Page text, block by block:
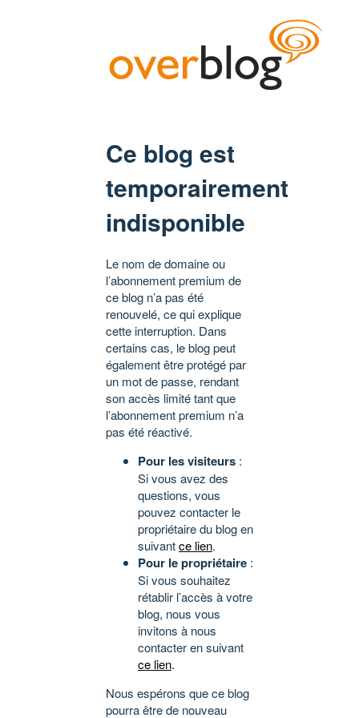
Ce blog est
temporairement
indisponible
Le nom de domaine ou
l’abonnement premium de
ce blog n’a pas été
renouvelé, ce qui explique
cette interruption. Dans
certains cas, le blog peut
également être protégé par
un mot de passe, rendant
son accès limité tant que
l’abonnement premium n’a
pas été réactivé.
Pour les visiteurs :
Si vous avez des
questions, vous
pouvez contacter le
propriétaire du blog en
suivantce lien.
Pour le propriétaire :
Si vous souhaitez
rétablir l’accès à votre
blog, nous vous
invitons à nous
contacter en suivant
ce lien.
Nous espérons que ce blog
pourra être de nouveau